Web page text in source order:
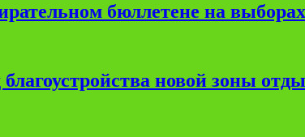
бюллетене на
новой зоны